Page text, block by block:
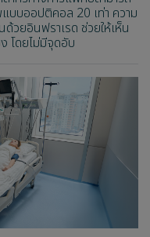
บบออปติคอล 20 เท่า ความ
วยอินฟราเรด ช่วยให้เห็น
โดยไม่มีจุดอับ